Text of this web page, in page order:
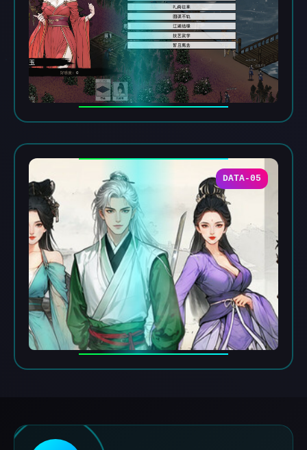
DATA-05